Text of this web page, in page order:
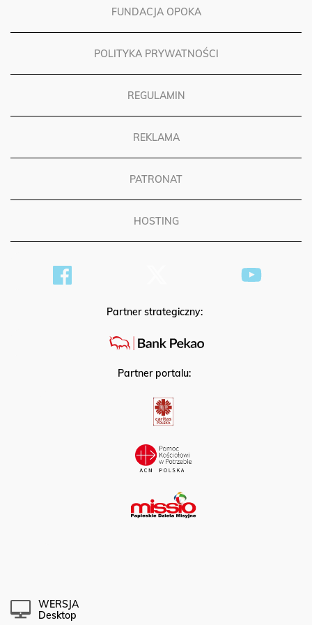
FUNDACJA OPOKA
POLITYKA PRYWATNOŚCI
REGULAMIN
REKLAMA
PATRONAT
HOSTING
Partner strategiczny:
Partner portalu:
WERSJA
Desktop